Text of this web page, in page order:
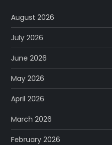
August 2026
July 2026
June 2026
May 2026
April 2026
March 2026
February 2026